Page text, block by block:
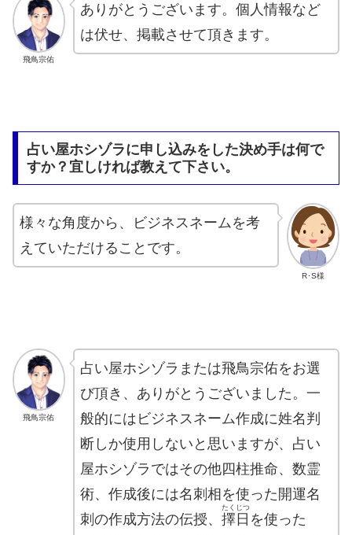
飛鳥宗佑
ありがとうございます。個人情報など
は伏せ、掲載させて頂きます。
占い屋ホシゾラに申し込みをした決め手は何で
すか？宜しければ教えて下さい。
R･S様
様々な角度から、ビジネスネームを考
えていただけることです。
飛鳥宗佑
占い屋ホシゾラまたは飛鳥宗佑をお選
び頂き、ありがとうございました。一
般的にはビジネスネーム作成に姓名判
断しか使用しないと思いますが、占い
屋ホシゾラではその他四柱推命、数霊
術、作成後には名刺相を使った開運名
刺の作成方法の伝授、 擇日
たくじつ
を使った